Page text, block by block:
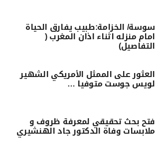
سوسة/ الخزامة:طبيب يفارق الحياة
امام منزله اثناء اذان المغرب (
التفاصيل)
العثور على الممثل الأمريكي الشهير
لويس جوست متوفيا …
فتح بحث تحقيقي لمعرفة ظروف و
ملابسات وفاة الدكتور جاد الهنشيري